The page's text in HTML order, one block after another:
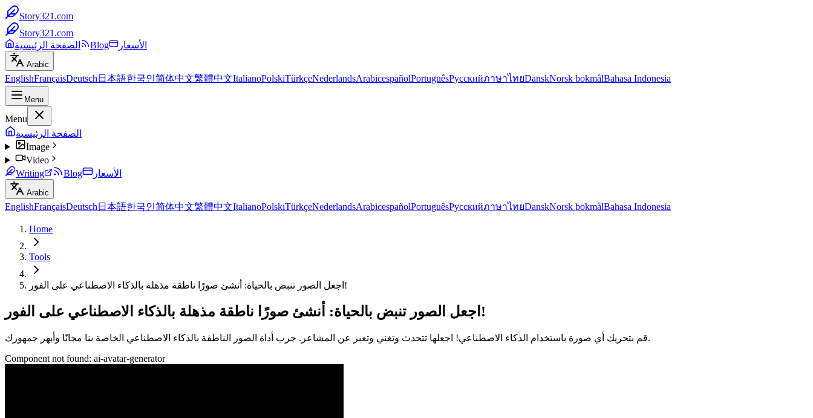
Story321.com
Story321.com
الصفحة الرئيسية
Blog الأسعار
Arabic
EnglishFrançaisDeutsch 日本語한국인简体中文繁體中文ItalianoPolskiTürkçeNederlandsArabicespañolPortuguêsРусскийภาษาไทยDanskNorsk bokmålBahasa Indonesia
Menu
Menu
الصفحة الرئيسية
Image
Video
Writing
Blog الأسعار
Arabic
EnglishFrançaisDeutsch 日本語한국인简体中文繁體中文ItalianoPolskiTürkçeNederlandsArabicespañolPortuguêsРусскийภาษาไทยDanskNorsk bokmålBahasa Indonesia
Home
Tools
اجعل الصور تنبض بالحياة: أنشئ صورًا ناطقة مذهلة بالذكاء الاصطناعي على الفور!
اجعل الصور تنبض بالحياة: أنشئ صورًا ناطقة مذهلة بالذكاء الاصطناعي على الفور!
قم بتحريك أي صورة باستخدام الذكاء الاصطناعي! اجعلها تتحدث وتغني وتعبر عن المشاعر. جرب أداة الصور الناطقة بالذكاء الاصطناعي الخاصة بنا مجانًا وأبهر جمهورك.
Component not found: ai-avatar-generator